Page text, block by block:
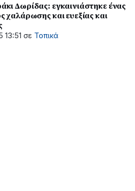
Δωρίδας: εγκαινιάστηκε ένας
χαλάρωσης και ευεξίας και
13:51 σε Τοπικά